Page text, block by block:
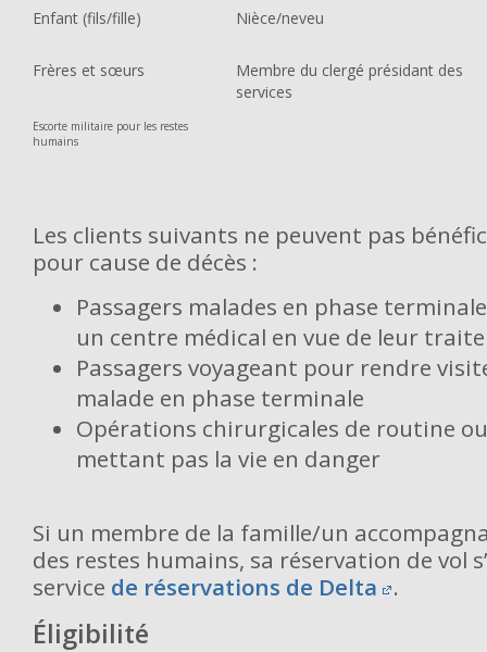
Enfant (fils/fille) Nièce/neveu
Frères et sœurs
Membre du clergé présidant des
services
Escorte militaire pour les restes
humains
Les clients suivants ne peuvent pas
pour cause de décès :
Passagers malades en phase
un centre médical en vue de leur
Passagers voyageant pour rendre
malade en phase terminale
Opérations chirurgicales de routine ou
mettant pas la vie en danger
Si un membre de la famille/un
des restes humains, sa réservation de vol
service de réservations de Delta .
Éligibilité